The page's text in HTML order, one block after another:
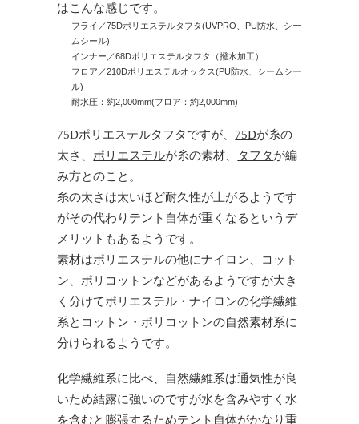
はこんな感じです。
フライ／75Dポリエステルタフタ(UVPRO、PU防水、シー
ムシール)
インナー／68Dポリエステルタフタ（撥水加工）
フロア／210Dポリエステルオックス(PU防水、シームシー
ル)
耐水圧：約2,000mm(フロア：約2,000mm)
75Dポリエステルタフタですが、 75Dが糸の
太さ、 ポリエステルが糸の素材、 タフタが編
み方とのこと。
糸の太さは太いほど耐久性が上がるようです
がその代わりテント自体が重くなるというデ
メリットもあるようです。
素材はポリエステルの他にナイロン、コット
ン、ポリコットンなどがあるようですが大き
く分けてポリエステル・ナイロンの化学繊維
系とコットン・ポリコットンの自然素材系に
分けられるようです。
化学繊維系に比べ、自然繊維系は通気性が良
いため結露に強いのですが水を含みやすく水
を含むと膨張するためテント自体がかなり重